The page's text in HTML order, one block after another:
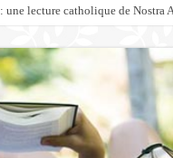
une lecture catholique de Nostra